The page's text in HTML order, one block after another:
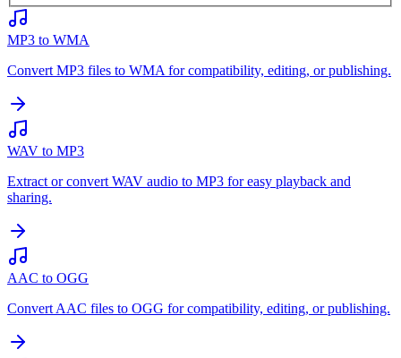
MP3 to WMA
Convert MP3 files to WMA for compatibility, editing, or publishing.
WAV to MP3
Extract or convert WAV audio to MP3 for easy playback and
sharing.
AAC to OGG
Convert AAC files to OGG for compatibility, editing, or publishing.